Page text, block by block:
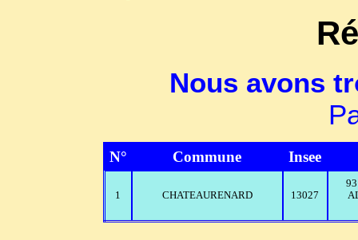
Nous avons
N° Commune Insee
1 CHATEAURENARD 13027